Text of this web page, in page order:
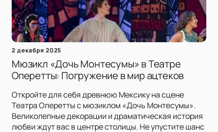
2 декабря 2025
Мюзикл «Дочь Монтесумы» в Театре
Оперетты: Погружение в мир ацтеков
Откройте для себя древнюю Мексику на сцене
Театра Оперетты с мюзиклом «Дочь Монтесумы».
Великолепные декорации и драматическая история
любви ждут вас в центре столицы. Не упустите шанс